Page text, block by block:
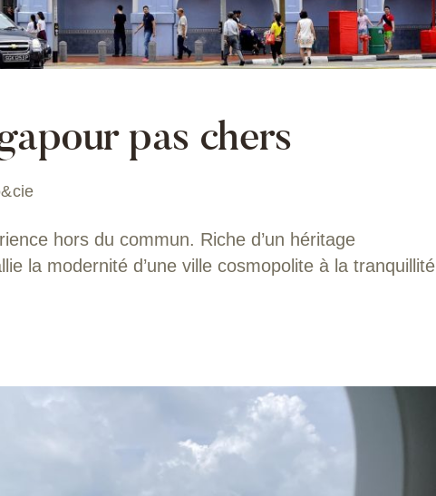
pas chers
hors du commun. Riche d’un héritage
la modernité d’une ville cosmopolite à la tranquillité